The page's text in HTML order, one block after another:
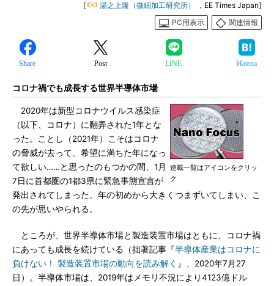
[ 湯之上隆（微細加工研究所）
，EE Times Japan]
PC用表示
関連情報
Share Post LINE Hatena
コロナ禍でも成長する世界半導体市場
連載一覧はアイコンをクリッ
ク
2020年は新型コロナウイルス感染症
（以下、コロナ）に翻弄された1年とな
った。ことし（2021年）こそはコロナ
の脅威が去って、希望に満ちた年になっ
て欲しい……と思ったのもつかの間、1月
7日に首都圏の1都3県に緊急事態宣言が
発出されてしまった。年の初めから大きくつまずいてしまい、こ
の先が思いやられる。
ところが、世界半導体市場と製造装置市場はともに、コロナ禍
にあっても成長を続けている（拙著記事『半導体産業はコロナに
負けない！ 製造装置市場の動向を読み解く 』、2020年7月27
日）。半導体市場は、2019年はメモリ不況により4123億ドル